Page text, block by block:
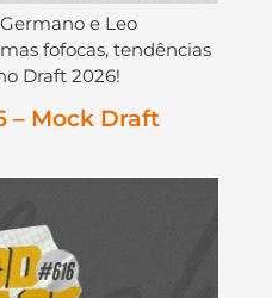
e Leo
fofocas, tendências
Draft 2026!
– Mock Draft